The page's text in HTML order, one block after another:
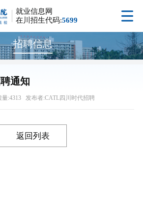
就业信息网
在川招生代码:5699
招聘信息
通知
:4313 发布者:CATL四川时代招聘
返回列表